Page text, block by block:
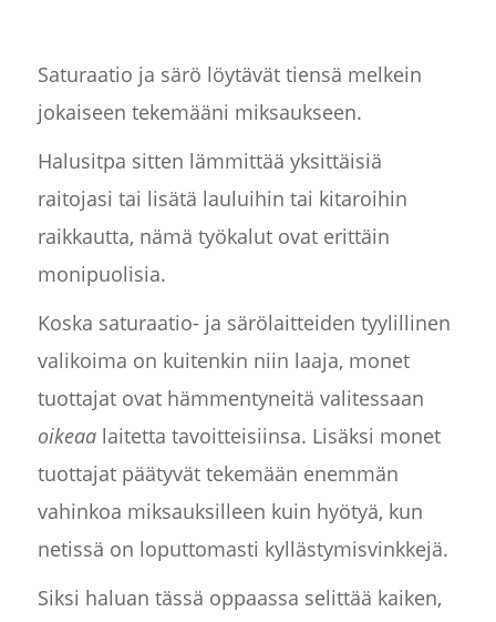
Saturaatio ja särö löytävät tiensä melkein
jokaiseen tekemääni miksaukseen.
Halusitpa sitten lämmittää yksittäisiä
raitojasi tai lisätä lauluihin tai kitaroihin
raikkautta, nämä työkalut ovat erittäin
monipuolisia.
Koska saturaatio- ja särölaitteiden tyylillinen
valikoima on kuitenkin niin laaja, monet
tuottajat ovat hämmentyneitä valitessaan
oikeaalaitetta tavoitteisiinsa. Lisäksi monet
tuottajat päätyvät tekemään enemmän
vahinkoa miksauksilleen kuin hyötyä, kun
netissä on loputtomasti kyllästymisvinkkejä.
Siksi haluan tässä oppaassa selittää kaiken,